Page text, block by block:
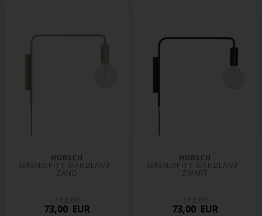
HÜBSCH
SERENDIPITY WANDLAMP,
ZAND
73,00 EUR
HÜBSCH
SERENDIPITY WANDLAMP,
ZWART
73,00 EUR